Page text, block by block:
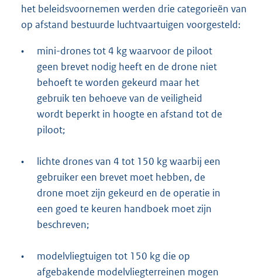
het beleidsvoornemen werden drie categorieën van
op afstand bestuurde luchtvaartuigen voorgesteld:
•
mini-drones tot 4 kg waarvoor de piloot
geen brevet nodig heeft en de drone niet
behoeft te worden gekeurd maar het
gebruik ten behoeve van de veiligheid
wordt beperkt in hoogte en afstand tot de
piloot;
•
lichte drones van 4 tot 150 kg waarbij een
gebruiker een brevet moet hebben, de
drone moet zijn gekeurd en de operatie in
een goed te keuren handboek moet zijn
beschreven;
•
modelvliegtuigen tot 150 kg die op
afgebakende modelvliegterreinen mogen